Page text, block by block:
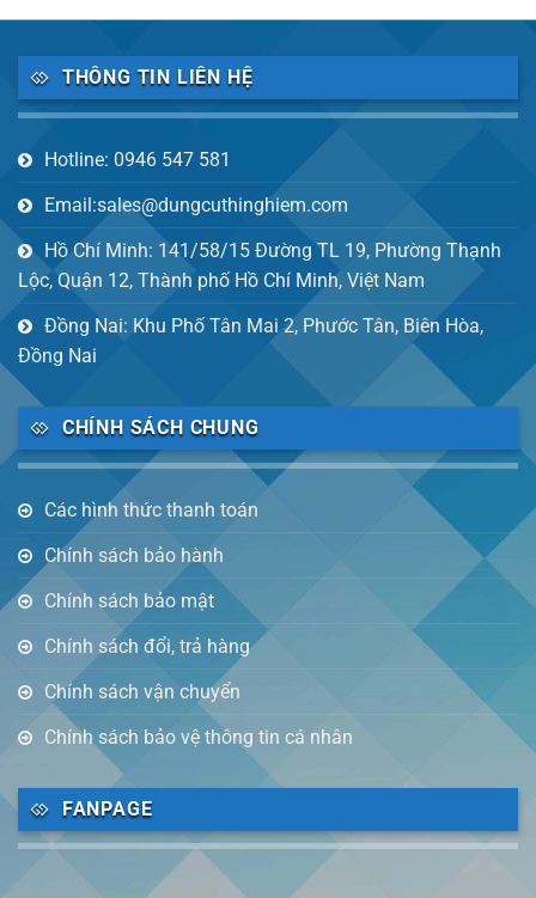
THÔNG TIN LIÊN HỆ
Hotline: 0946 547 581
Email:sales@dungcuthinghiem.com
Hồ Chí Minh: 141/58/15 Đường TL 19, Phường Thạnh
Lộc, Quận 12, Thành phố Hồ Chí Minh, Việt Nam
Đồng Nai: Khu Phố Tân Mai 2, Phước Tân, Biên Hòa,
Đồng Nai
CHÍNH SÁCH CHUNG
Các hình thức thanh toán
Chính sách bảo hành
Chính sách bảo mật
Chính sách đổi, trả hàng
Chính sách vận chuyển
Chính sách bảo vệ thông tin cá nhân
FANPAGE